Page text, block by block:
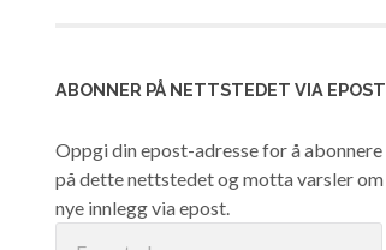
ABONNER PÅ NETTSTEDET VIA EPOST
Oppgi din epost-adresse for å abonnere
på dette nettstedet og motta varsler om
nye innlegg via epost.